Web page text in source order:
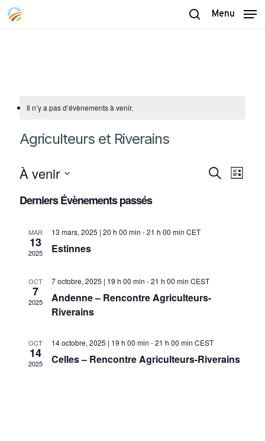
Skip
Menu
Il n’y a pas d’évènements à venir.
Agriculteurs et Riverains
Recherche
de
Liste
À venir
une
Derniers Évènements passés
MAR
13
2025
13 mars, 2025 | 20 h 00 min -21 h 00 min CET
Estinnes
OCT
7
2025
7 octobre, 2025 | 19 h 00 min -21 h 00 min CEST
Andenne – Rencontre Agriculteurs-
Riverains
OCT
14
2025
14 octobre, 2025 | 19 h 00 min -21 h 00 min CEST
Celles – Rencontre Agriculteurs-Riverains